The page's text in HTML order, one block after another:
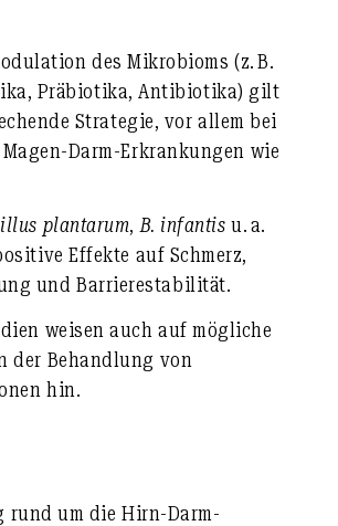
des Mikrobioms (z. B.
, Präbiotika, Antibiotika) gilt
Strategie, vor allem bei
Darm-Erkrankungen wie
plantarum, B. infantis u. a.
Effekte auf Schmerz,
und Barrierestabilität.
weisen auch auf mögliche
der Behandlung von
hin.
rund um dieHirn-Darm-